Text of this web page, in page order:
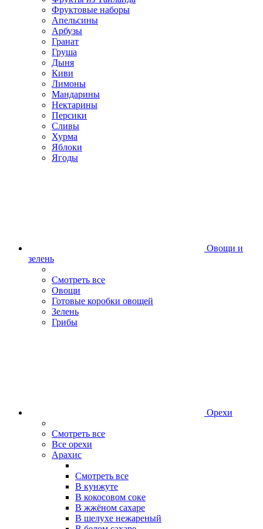
Фруктовые наборы
Апельсины
Арбузы
Гранат
Груша
Дыня
Киви
Лимоны
Мандарины
Нектарины
Персики
Сливы
Хурма
Яблоки
Ягоды
Овощи и
зелень
Смотреть все
Овощи
Готовые коробки овощей
Зелень
Грибы
Орехи
Смотреть все
Все орехи
Арахис
Смотреть все
В кунжуте
В кокосовом соке
В жжёном сахаре
В шелухе нежареный